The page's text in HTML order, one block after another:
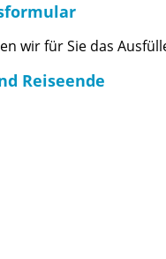
wir für Sie das
Reiseende